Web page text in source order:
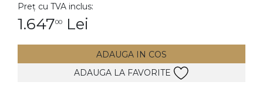
Cercei
Preț cu TVA inclus:
1.64700 Lei
ADAUGA IN COS
ADAUGA LA FAVORITE